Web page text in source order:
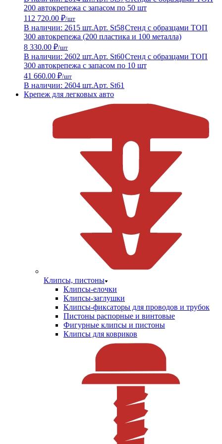
200 автокрепежа с запасом по 50 шт
112 720.00 ₽/шт
В наличии: 2615 шт.Арт. St58Стенд с образцами ТОП
300 автокрепежа (200 пластика и 100 металла)
8 330.00 ₽/шт
В наличии: 2602 шт.Арт. St60Стенд с образцами ТОП
300 автокрепежа с запасом по 10 шт
41 660.00 ₽/шт
В наличии: 2604 шт.Арт. St61
Крепеж для легковых авто
Клипсы, пистоны
Клипсы-елочки
Клипсы-заглушки
Клипсы-фиксаторы для проводов и трубок
Пистоны распорные и винтовые
Фигурные клипсы и пистоны
Клипсы для ковриков